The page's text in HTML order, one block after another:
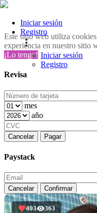
Este sitio web utiliza
experiencia en nuestro sitio
¡Lo tengo!
Revisa
mes
año
Cancelar Pagar
Paystack
Cancelar Confirmar
Iniciar sesión
Registro
Iniciar sesión
Registro
403 363